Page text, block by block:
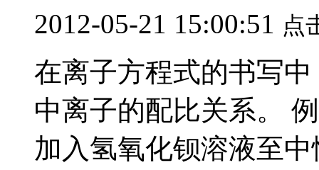
2012-05-21 15:00:51 点
在离子方程式的书写
中离子的配比关系。
加入氢氧化钡溶液至